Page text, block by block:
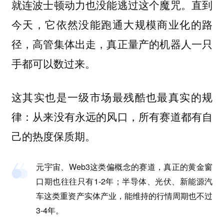
就连波士顿动力也没能逃过这个魔咒。直到
今天，它依然没能跑通大规模商业化的路
径，高管集体出走，真正量产的机器人一只
手都可以数过来。
这其实也是一级市场最残酷也最真实的规
律：从来没有永远的风口，所有赛道都有自
己的热度保质期。
元宇宙、Web3这类偏概念的赛道，真正的黄金窗
口期也往往只有1-2年；半导体、光伏、新能源汽
车这类重资产实体产业，能维持的行情周期也不过
3-4年。